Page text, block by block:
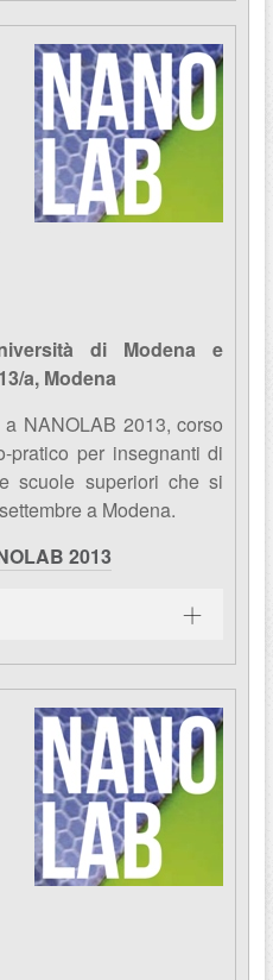
di Modena e
a, Modena
NANOLAB 2013, corso
pratico per insegnanti di
scuole superiori che si
a Modena.
2013